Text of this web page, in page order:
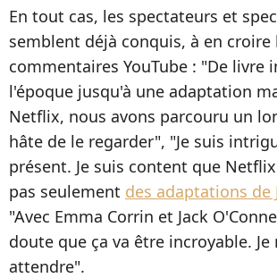
En tout cas, les spectateurs et
semblent déjà conquis, à en croire
commentaires YouTube : "De livre
l'époque jusqu'à une adaptation
Netflix, nous avons parcouru un
hâte de le regarder", "Je suis
présent. Je suis content que
pas seulement des adaptations de
"Avec Emma Corrin et Jack
doute que ça va être incroyable. Je
attendre".